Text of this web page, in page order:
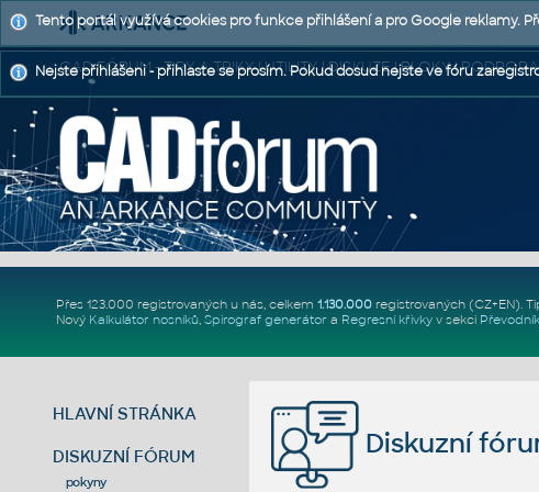
CAD FÓRUM - TIPY A TRIKY | UTILITY | DISKUZE | BLOKY |
Přes 123.000 registrovaných u nás, celkem 1.130.000registrovaných (CZ+EN).
Nový Kalkulátor nosníků, Spirograf generátor a Regresní křivkyv sekci
HLAVNÍ STRÁNKA
DISKUZNÍ FÓRUM
pokyny
Diskuzní
Tento portál využívá cookies pro funkce přihlášení a pro Google reklamy.
Nejste přihlášeni - přihlaste se prosím. Pokud dosud nejste ve fóru